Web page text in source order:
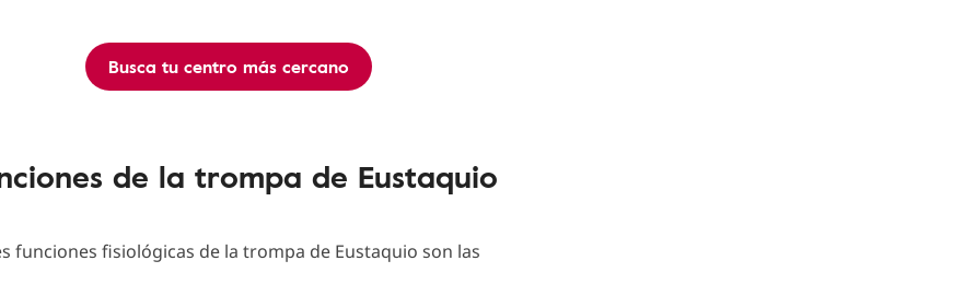
Busca tu centro más cercano
de la trompa de Eustaquio
funciones fisiológicas de la trompa de Eustaquio son las